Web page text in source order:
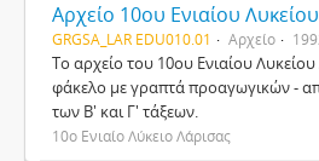
Αρχείο 10ου Ενιαίου
GRGSA_LAR EDU010.01 Αρχείο
Το αρχείο του 10ου Ενιαίου
φάκελο με γραπτά προαγωγικών -
των Β' και Γ' τάξεων.
10ο Ενιαίο Λύκειο Λάρισας